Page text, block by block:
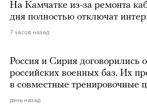
На Камчатке из-за ремонта
дня полностью отключат
7 часов назад
Россия и Сирия договорились
российских военных баз. Их
в совместные тренировочные
день назад